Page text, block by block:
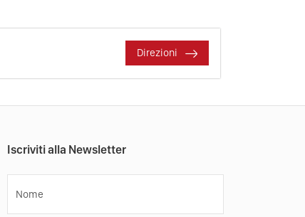
Direzioni
Iscriviti alla Newsletter
Nome